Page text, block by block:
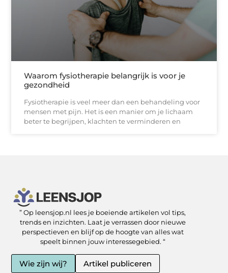
Waarom fysiotherapie belangrijk is voor je
gezondheid
Fysiotherapie is veel meer dan een behandeling voor
mensen met pijn. Het is een manier om je lichaam
beter te begrijpen, klachten te verminderen en
” Op leensjop.nl lees je boeiende artikelen vol tips,
trends en inzichten. Laat je verrassen door nieuwe
perspectieven en blijf op de hoogte van alles wat
speelt binnen jouw interessegebied. “
Wie zijn wij? Artikel publiceren